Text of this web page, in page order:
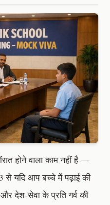
होने वाला काम नहीं है —
3 से यदि आप बच्चे में पढ़ाई की
देश-सेवा के प्रति गर्व की